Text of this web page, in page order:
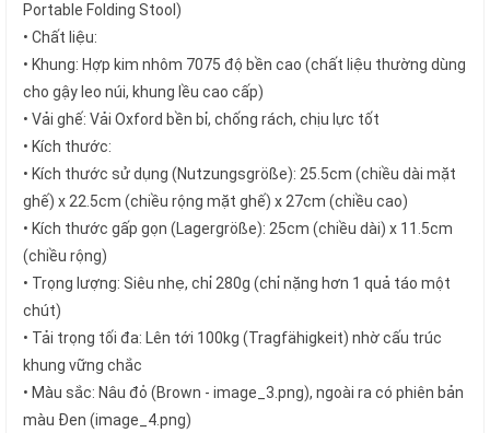
Portable Folding Stool)
• Chất liệu:
• Khung: Hợp kim nhôm 7075 độ bền cao (chất liệu thường dùng
cho gậy leo núi, khung lều cao cấp)
• Vải ghế: Vải Oxford bền bỉ, chống rách, chịu lực tốt
• Kích thước:
• Kích thước sử dụng (Nutzungsgröße): 25.5cm (chiều dài mặt
ghế) x 22.5cm (chiều rộng mặt ghế) x 27cm (chiều cao)
• Kích thước gấp gọn (Lagergröße): 25cm (chiều dài) x 11.5cm
(chiều rộng)
• Trọng lượng: Siêu nhẹ, chỉ 280g (chỉ nặng hơn 1 quả táo một
chút)
• Tải trọng tối đa: Lên tới 100kg (Tragfähigkeit) nhờ cấu trúc
khung vững chắc
• Màu sắc: Nâu đỏ (Brown - image_3.png), ngoài ra có phiên bản
màu Đen (image_4.png)